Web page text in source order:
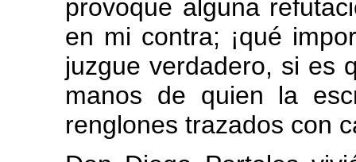
provoque alguna
en mi contra; ¡qué
juzgue verdadero, si es
manos de quien la
renglones trazados con